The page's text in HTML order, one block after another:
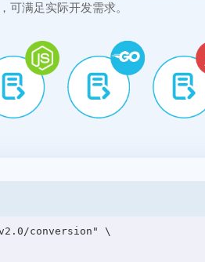
可满足实际开发需求。
conversion" \